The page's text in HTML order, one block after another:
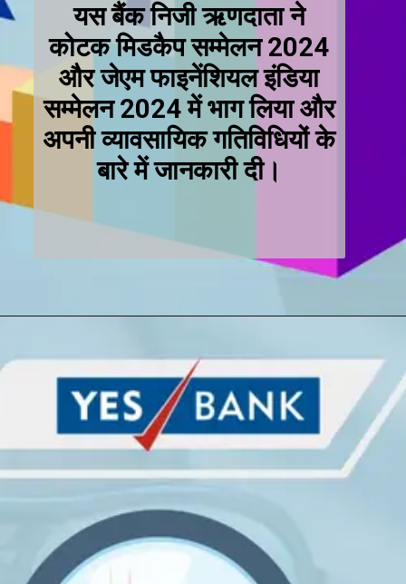
यस बैंक निजी ऋणदाता ने
कोटक मिडकैप सम्मेलन 2024
और जेएम फाइनेंशियल इंडिया
सम्मेलन 2024 में भाग लिया और
अपनी व्यावसायिक गतिविधियों के
बारे में जानकारी दी।